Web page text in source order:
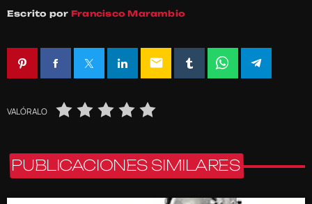
Escrito por Francisco Marambio
email
VALÓRALO
PUBLICACIONES SIMILARES